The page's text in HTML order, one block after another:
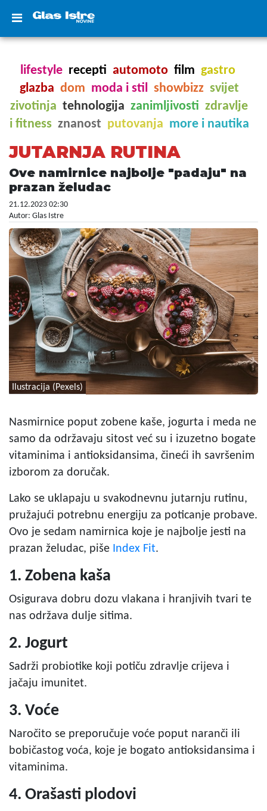
lifestyle recepti automoto film gastro
glazba dom moda i stil showbizz svijet
zivotinja tehnologija zanimljivosti zdravlje
i fitness znanost putovanja more i nautika
JUTARNJA RUTINA
Ove namirnice najbolje "padaju" na
prazan želudac
21.12.2023 02:30
Autor: Glas Istre
Ilustracija (Pexels)
Nasmirnice poput zobene kaše, jogurta i meda ne
samo da održavaju sitost već su i izuzetno bogate
vitaminima i antioksidansima, čineći ih savršenim
izborom za doručak.
Lako se uklapaju u svakodnevnu jutarnju rutinu,
pružajući potrebnu energiju za poticanje probave.
Ovo je sedam namirnica koje je najbolje jesti na
prazan želudac, piše Index Fit.
1. Zobena kaša
Osigurava dobru dozu vlakana i hranjivih tvari te
nas održava dulje sitima.
2. Jogurt
Sadrži probiotike koji potiču zdravlje crijeva i
jačaju imunitet.
3. Voće
Naročito se preporučuje voće poput naranči ili
bobičastog voća, koje je bogato antioksidansima i
vitaminima.
4. Orašasti plodovi